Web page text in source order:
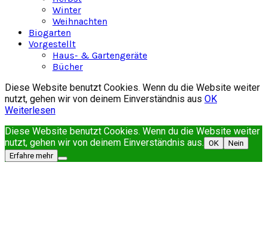
Winter
Weihnachten
Biogarten
Vorgestellt
Haus- & Gartengeräte
Bücher
Diese Website benutzt Cookies. Wenn du die Website weiter
nutzt, gehen wir von deinem Einverständnis aus OK
Weiterlesen
Diese Website benutzt Cookies. Wenn du die Website weiter
nutzt, gehen wir von deinem Einverständnis aus. OK
Nein
Erfahre mehr